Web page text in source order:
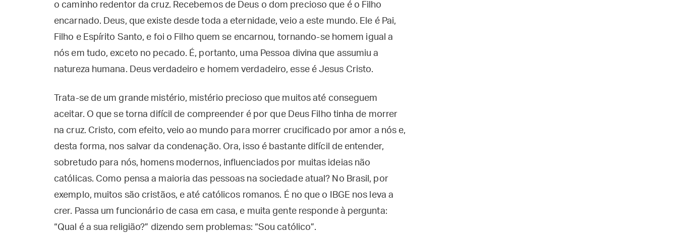
o caminho redentor da cruz. Recebemos de Deus o dom precioso que é o Filho
encarnado. Deus, que existe desde toda a eternidade, veio a este mundo. Ele é Pai,
Filho e Espírito Santo, e foi o Filho quem se encarnou, tornando-se homem igual a
nós em tudo, exceto no pecado. É, portanto, uma Pessoa divina que assumiu a
natureza humana. Deus verdadeiro e homem verdadeiro, esse é Jesus Cristo.
Trata-se de um grande mistério, mistério precioso que muitos até conseguem
aceitar. O que se torna difícil de compreender é por que Deus Filho tinha de morrer
na cruz. Cristo, com efeito, veio ao mundo para morrer crucificado por amor a nós e,
desta forma, nos salvar da condenação. Ora, isso é bastante difícil de entender,
sobretudo para nós, homens modernos, influenciados por muitas ideias não
católicas. Como pensa a maioria das pessoas na sociedade atual? No Brasil, por
exemplo, muitos são cristãos, e até católicos romanos. É no que o IBGE nos leva a
crer. Passa um funcionário de casa em casa, e muita gente responde à pergunta:
“Qual é a sua religião?” dizendo sem problemas: “Sou católico”.